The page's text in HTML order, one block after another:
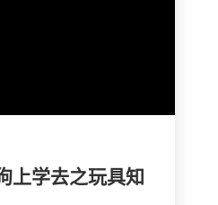
上学去之玩具知